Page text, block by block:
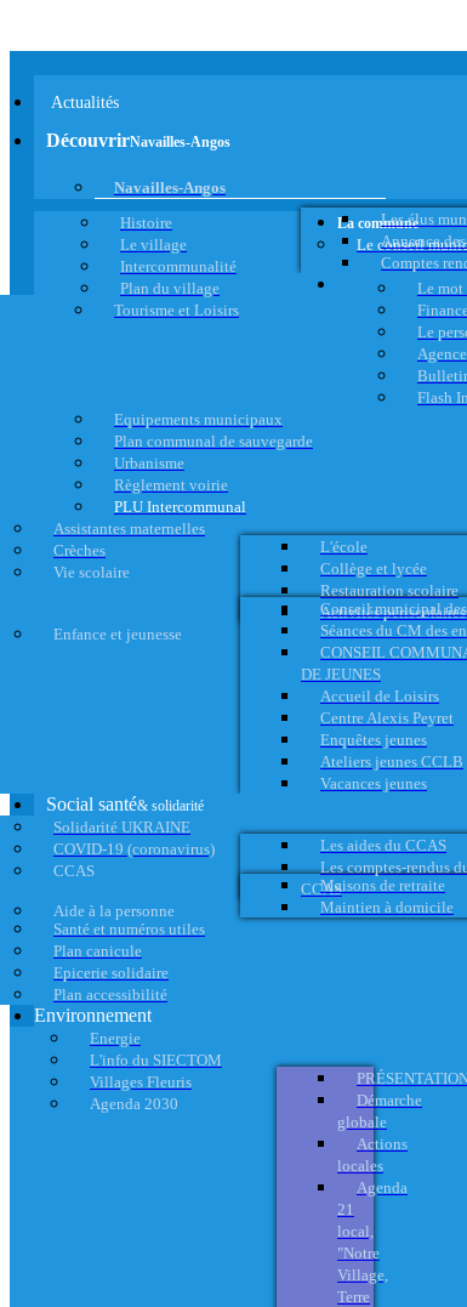
Actualités
DécouvrirNavailles-Angos
Navailles-Angos
Histoire
Le village
Intercommunalité
Plan du village
Tourisme et Loisirs
La commune
Le conseil
Les élus
Annonce
Comptes
Le mot
Le
Flash
Equipements municipaux
Plan communal de sauvegarde
Urbanisme
Règlement voirie
PLU Intercommunal
Assistantes maternelles
Crèches
Vie scolaire
L'école
Collège et lycée
Restauration scolaire
Activités
Enfance et jeunesse
Conseil municipal
Séances du CM des
CONSEIL
DE JEUNES
Accueil de Loisirs
Centre Alexis Peyret
Enquêtes jeunes
Ateliers jeunes CCLB
Vacances jeunes
Social santé& solidarité
Solidarité UKRAINE
COVID-19 (coronavirus)
CCAS
Les aides du CCAS
Les comptes-rendus
CCAS
Aide à la personne
Maisons de retraite
Maintien à domicile
Santé et numéros utiles
Plan canicule
Epicerie solidaire
Plan accessibilité
Environnement
Energie
L'info du SIECTOM
Villages Fleuris
Agenda 2030
Démarche
globale
Actions
locales
Agenda
21
local,
"Notre
Village,
Terre